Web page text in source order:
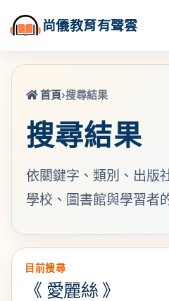
尚儀教育有聲雲
首頁›搜尋結果
搜尋結果
依關鍵字、類別、出版
學校、圖書館與學習者
目前搜尋
《 愛麗絲》